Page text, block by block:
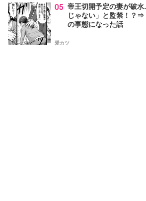
05 帝王切開予定の妻が破
じゃない」と監禁！？
の事態になった話
愛カツ